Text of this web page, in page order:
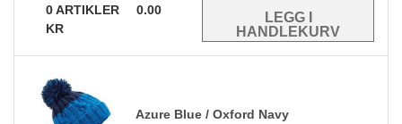
0ARTIKLER
0.00
KR
Azure Blue / Oxford Navy